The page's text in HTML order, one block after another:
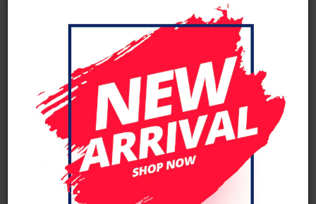
in Europa. Wij leveren exclusief aan
reparatiebedrijven, retailers, webshops, refurbishers en
distributeurs met hoogwaardige onderdelen tegen
concurrerende groothandelsprijzen.
Battery Back cover Charging port Flexes
Motorola Moto G34 / G45 LCD Scherm
Zonder Frame (Alle kleuren)